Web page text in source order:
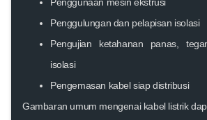
Penggulungan dan pelapisan isolasi
Pengujian ketahanan panas,
isolasi
Pengemasan kabel siap distribusi
Gambaran umum mengenai kabel listrik